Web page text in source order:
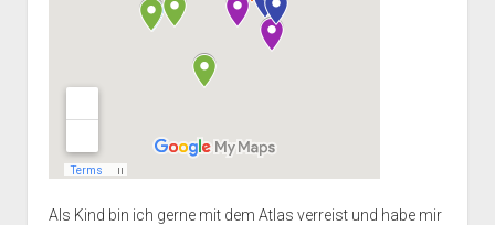
Als Kind bin ich gerne mit dem Atlas verreist und habe mir